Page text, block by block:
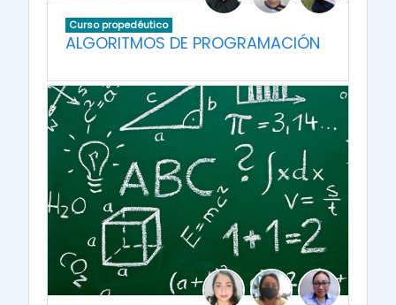
Curso propedéutico
ALGORITMOS DE PROGRAMACIÓN